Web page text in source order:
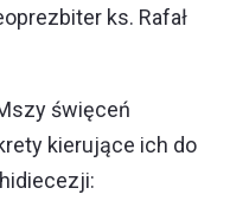
ks. Rafał
święceń
kierujące ich do